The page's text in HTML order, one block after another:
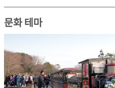
문화 테마